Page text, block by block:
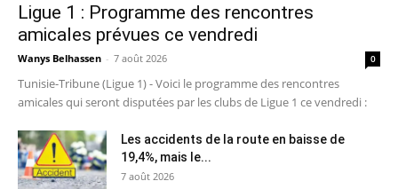
Ligue 1 : Programme des rencontres
amicales prévues ce vendredi
Wanys Belhassen - 7 août 2026 0
Tunisie-Tribune (Ligue 1) - Voici le programme des rencontres
amicales qui seront disputées par les clubs de Ligue 1 ce vendredi :
Les accidents de la route en baisse de
19,4%, mais le...
7 août 2026